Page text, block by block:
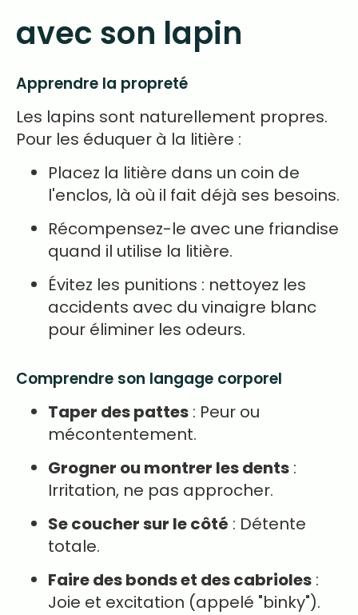
avec son lapin
Apprendre la propreté
Les lapins sont naturellement propres.
Pour les éduquer à la litière :
Placez la litière dans un coin de
l'enclos, là où il fait déjà ses besoins.
Récompensez-le avec une friandise
quand il utilise la litière.
Évitez les punitions : nettoyez les
accidents avec du vinaigre blanc
pour éliminer les odeurs.
Comprendre son langage corporel
Taper des pattes : Peur ou
mécontentement.
Grogner ou montrer les dents :
Irritation, ne pas approcher.
Se coucher sur le côté : Détente
totale.
Faire des bonds et des cabrioles :
Joie et excitation (appelé "binky").